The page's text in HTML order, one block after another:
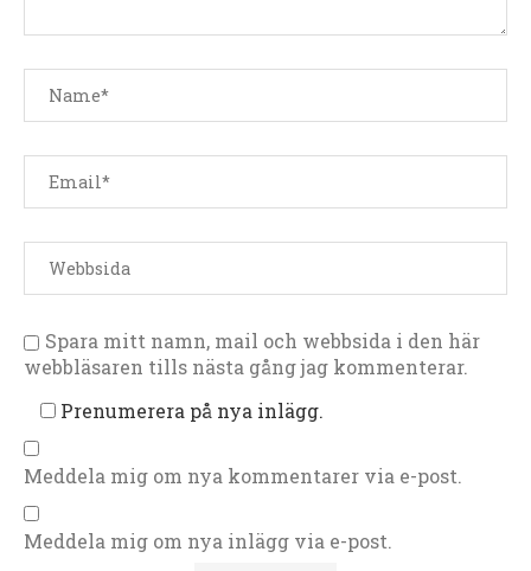
Spara mitt namn, mail och webbsida i den här
webbläsaren tills nästa gång jag kommenterar.
Prenumerera på nya inlägg.
Meddela mig om nya kommentarer via e-post.
Meddela mig om nya inlägg via e-post.